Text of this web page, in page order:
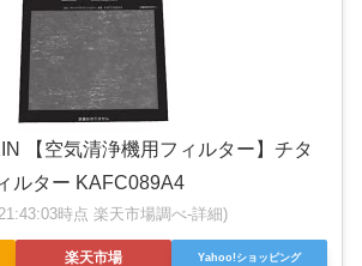
【空気清浄機用フィルター】チタ
ルター KAFC089A4
時点 楽天市場調べ-詳細)
楽天市場 Yahoo!ショッピング